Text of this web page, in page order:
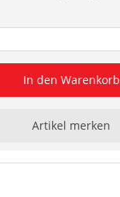
In den Warenkorb
Artikel merken